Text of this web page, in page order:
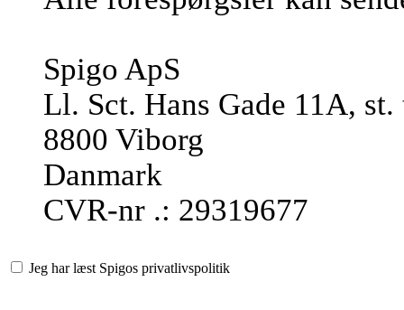
Spigo ApS
Ll. Sct. Hans Gade 11A, st.
8800 Viborg
Danmark
CVR-nr .: 29319677
Jeg har læst Spigos privatlivspolitik